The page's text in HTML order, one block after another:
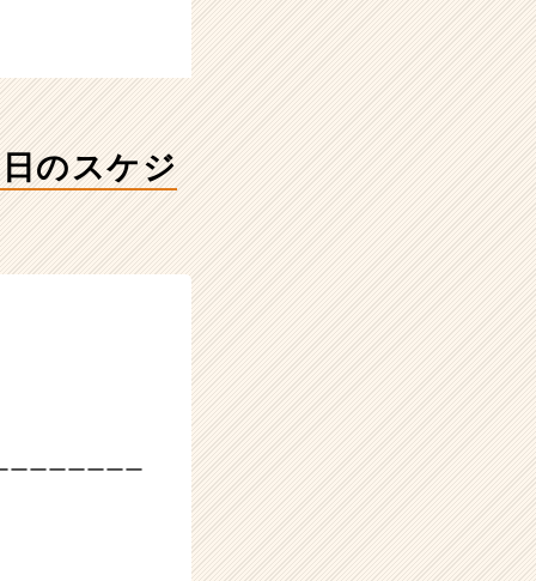
のスケジ
ーーーーーーー